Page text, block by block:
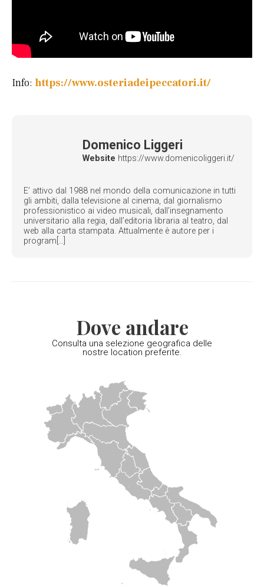
Info: https://www.osteriadeipeccatori.it/
Domenico Liggeri
Website https://www.domenicoliggeri.it/
E’ attivo dal 1988 nel mondo della comunicazione in tutti
gli ambiti, dalla televisione al cinema, dal giornalismo
professionistico ai video musicali, dall’insegnamento
universitario alla regia, dall’editoria libraria al teatro, dal
web alla carta stampata. Attualmente è autore per i
program[...]
Dove andare
Consulta una selezione geografica delle
nostre location preferite.